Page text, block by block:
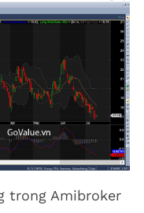
trong Amibroker